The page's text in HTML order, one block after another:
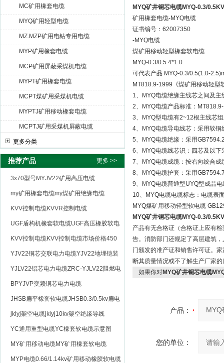
MC矿用橡套电缆
MYQ矿用轻型电缆
MZ.MZP矿用电钻专用电缆
MYP矿用橡套电缆
MCP矿用屏蔽采煤机电缆
MYPT矿用橡套电缆
MCPT煤矿用采煤机电缆
MYPTJ矿用移动橡套电缆
MCPTJ矿用采煤机屏蔽电缆
更多分类
推荐产品 更多 >>
3x70型号MYJV22矿用高压电缆
my矿用橡套电缆my煤矿用绝缘电缆
KVV控制电缆KVVR控制电缆
UGF盾构机橡套软电缆UGF高压橡胶软电
缆
KVV控制电缆KVV控制电缆市场价格450
YJV22铜芯交联电力电缆YJV22地埋铠装
电源电缆
YJLV22铝芯电力电缆ZRC-YJLV22阻燃电
力电缆
BPYJVP变频铜芯电力电缆
JHSB扁平橡套软电缆JHSB0.3/0.5kv扁电
缆
jklyj架空电缆jklyj10kv架空绝缘导线
YC通用重型电缆YC橡套软电缆示意图
MY矿用移动电缆MY矿用橡套软电缆
MYP电缆0.66/1.14kv矿用移动橡胶软电缆
MYQ矿井铜芯电缆MYQ-0.3/
矿用橡套电缆-MYQ电缆
证书编号：62007350
-MYQ电缆
煤矿用移动轻型橡套软电缆
MYQ-0.3/0.5 4*1.0
可代表产品 MYQ-0.3/0.5(1.0-
MT818.9-1999《煤矿用移动轻型
1、MYQ电缆绝缘主线芯之间及
2、MYQ电缆产品标准：
3、MYQ型电缆有2~12根主线芯
4、MYQ电缆导电线芯：采用软
5、MYQ电缆绝缘：采用
6、MYQ电缆线芯识：四芯及以
7、MYQ电缆成缆：按右向绞合成
8、MYQ电缆护套：采用
9、MYQ电缆普通型UYQ型成品
10、MYQ电缆电缆标志：电缆表
MYQ煤矿用移动轻型软电缆
MYQ矿井铜芯电缆MYQ-0.3/
产品有无合格证（合格证上应有
告。消防部门还规定了高层建筑
门颁发的准产证和销售许可证。
断其质量情况或不了解生产厂家
如果你对MYQ矿井铜芯电缆
产品：
您的单位：